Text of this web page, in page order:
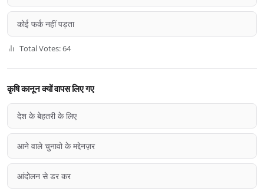
कोई फर्क नहीं पड़ता
Total Votes: 64
कृषि कानून क्यों वापस लिए गए
देश के बेहतरी के लिए
आने वाले चुनावो के मद्देनज़र
आंदोलन से डर कर